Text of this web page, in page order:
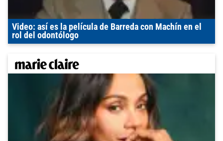
Video: así es la película de Barreda con Machín en el
rol del odontólogo